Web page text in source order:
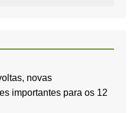
novas
importantes para os 12